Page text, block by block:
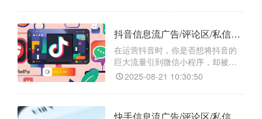
微信小程序，成为许多运营者面临
支个招，借助一款神奇的跳转工具
——【天天外链】，轻松实现一键
跳转，让你的流量转化不再是难
题！
抖音信息流广告/评论区/私信跳转微信小程序/小程序任意页面/小程序码的最新教程
在运营抖音时，你是否想将抖音的
巨大流量引到微信小程序，却被跳
转难题困住？别担心，“天天外链”
2025-08-21 10:30:50
快手信息流广告/评论区/私信跳转微信小程序/小程序任意页面/小程序码的方法